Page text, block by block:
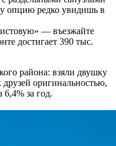
опцию редко увидишь в
— въезжайте
достигает 390 тыс.
района: взяли двушку
оригинальностью,
за год.